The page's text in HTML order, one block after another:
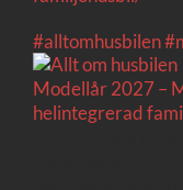
#alltomhusbilen
Modellår 2027 –
helintegrerad